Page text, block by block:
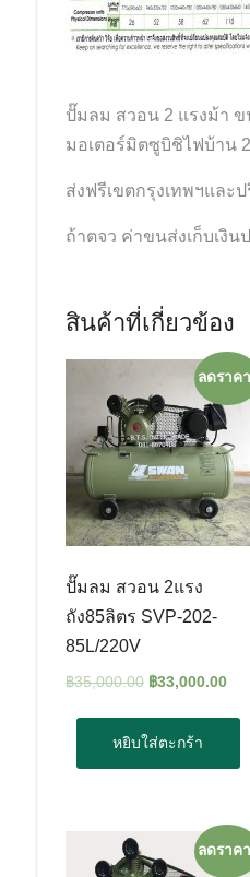
ปั๊มลม สวอน 2 แรงม้า ข
มอเตอร์มิตซูบิชิไฟบ้าน
ส่งฟรีเขตกรุงเทพฯแล
ถ้าตจว ค่าขนส่งเก็บเงิ
สินค้าที่เกี่ยวข้อง
ลดราค
ปั๊มลม สวอน 2แรง
ถัง85ลิตร SVP-202-
85L/220V
฿35,000.00 ฿33,000.00
หยิบใส่ตะกร้า
ลดราค